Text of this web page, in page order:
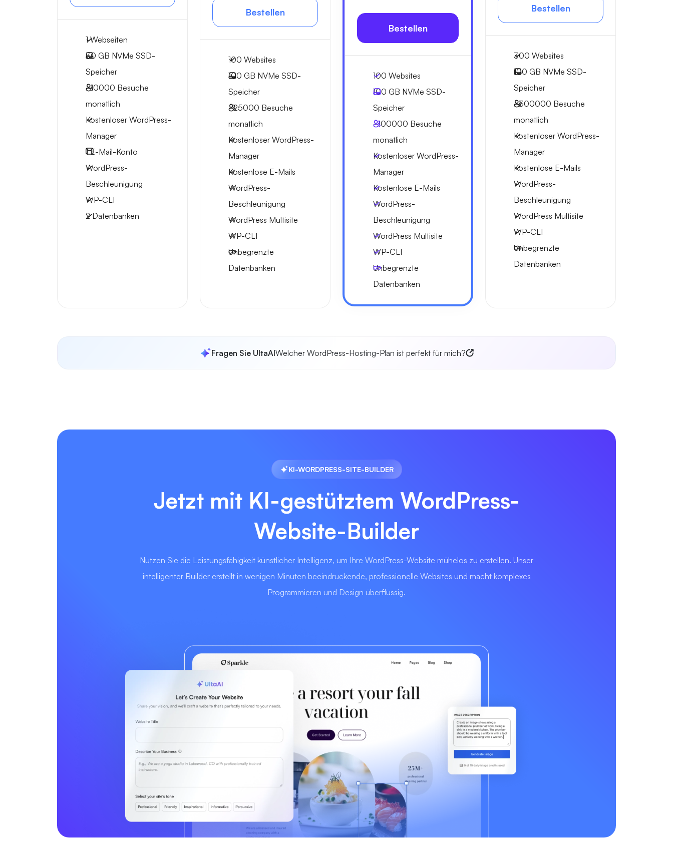
1 Webseiten
30 GB NVMe SSD-
Speicher
~10000 Besuche
monatlich
Kostenloser WordPress-
Manager
1E-Mail-Konto
WordPress-
Beschleunigung
WP-CLI
2 Datenbanken
Bestellen
100 Websites
100 GB NVMe SSD-
Speicher
~25000 Besuche
monatlich
Kostenloser WordPress-
Manager
Kostenlose E-Mails
WordPress-
Beschleunigung
WordPress Multisite
WP-CLI
Unbegrenzte
Datenbanken
Bestellen
100 Websites
100 GB NVMe SSD-
Speicher
~100000 Besuche
monatlich
Kostenloser WordPress-
Manager
Kostenlose E-Mails
WordPress-
Beschleunigung
WordPress Multisite
WP-CLI
Unbegrenzte
Datenbanken
Bestellen
300 Websites
100 GB NVMe SSD-
Speicher
~300000 Besuche
monatlich
Kostenloser WordPress-
Manager
Kostenlose E-Mails
WordPress-
Beschleunigung
WordPress Multisite
WP-CLI
Unbegrenzte
Datenbanken
Fragen Sie UltaAIWelcher WordPress-Hosting-Plan ist perfekt für mich?
KI-WORDPRESS-SITE-BUILDER
Jetzt mit KI-gestütztem WordPress-
Website-Builder
Nutzen Sie die Leistungsfähigkeit künstlicher Intelligenz, um Ihre WordPress-Website mühelos zu erstellen. Unser
intelligenter Builder erstellt in wenigen Minuten beeindruckende, professionelle Websites und macht komplexes
Programmieren und Design überflüssig.